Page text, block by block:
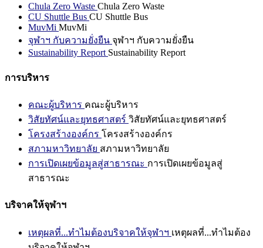
Chula Zero Waste Chula Zero Waste
CU Shuttle Bus CU Shuttle Bus
MuvMi MuvMi
จุฬาฯ กับความยั่งยืน จุฬาฯ กับความยั่งยืน
Sustainability Report Sustainability Report
การบริหาร
คณะผู้บริหาร คณะผู้บริหาร
วิสัยทัศน์และยุทธศาสตร์ วิสัยทัศน์และยุทธศาสตร์
โครงสร้างองค์กร โครงสร้างองค์กร
สภามหาวิทยาลัย สภามหาวิทยาลัย
การเปิดเผยข้อมูลสู่สาธารณะ การเปิดเผยข้อมูลสู่
สาธารณะ
บริจาคให้จุฬาฯ
เหตุผลที่...ทำไมต้องบริจาคให้จุฬาฯ เหตุผลที่...ทำไมต้อง